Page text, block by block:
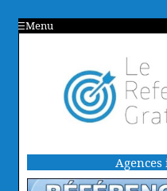
Menu